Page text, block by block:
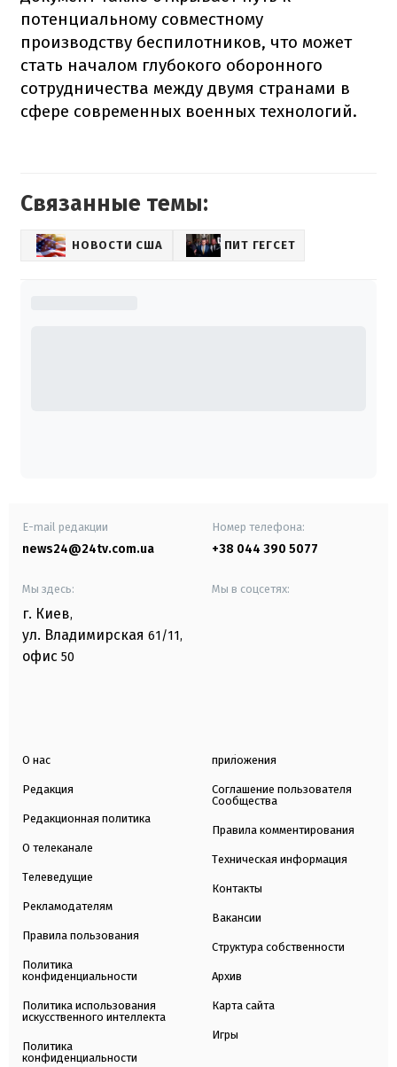
потенциальному совместному
производству беспилотников, что может
стать началом глубокого оборонного
сотрудничества между двумя странами в
сфере современных военных технологий.
Связанные темы:
НОВОСТИ США ПИТ ГЕГСЕТ
E-mail редакции
news24@24tv.com.ua
Номер телефона:
+38 044 390 5077
Мы здесь:
г. Киев,
ул. Владимирская 61/11,
офис 50
Мы в соцсетях:
О нас
Редакция
Редакционная политика
О телеканале
Телеведущие
Рекламодателям
Правила пользования
Политика
конфиденциальности
Политика использования
искусственного интеллекта
Политика
конфиденциальности
приложения
Соглашение пользователя
Сообщества
Правила комментирования
Техническая информация
Контакты
Вакансии
Структура собственности
Архив
Карта сайта
Игры